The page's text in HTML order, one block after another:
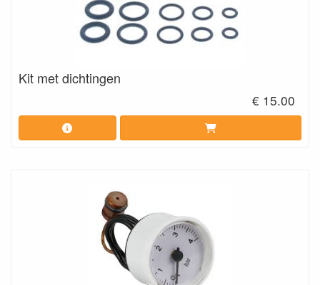
Kit met dichtingen
€ 15.00